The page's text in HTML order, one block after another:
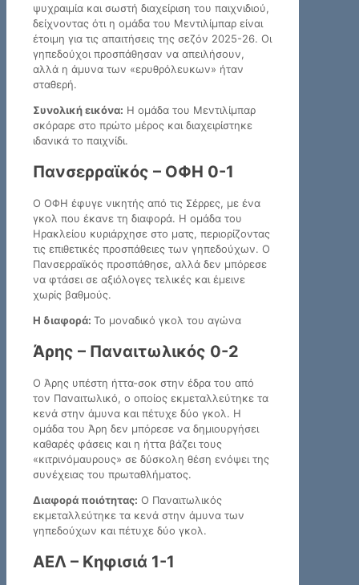
ψυχραιμία και σωστή διαχείριση του παιχνιδιού,
δείχνοντας ότι η ομάδα του Μεντιλίμπαρ είναι
έτοιμη για τις απαιτήσεις της σεζόν 2025-26. Οι
γηπεδούχοι προσπάθησαν να απειλήσουν,
αλλά η άμυνα των «ερυθρόλευκων» ήταν
σταθερή.
Συνολική εικόνα: Η ομάδα του Μεντιλίμπαρ
σκόραρε στο πρώτο μέρος και διαχειρίστηκε
ιδανικά το παιχνίδι.
Πανσερραϊκός – ΟΦΗ 0-1
Ο ΟΦΗ έφυγε νικητής από τις Σέρρες, με ένα
γκολ που έκανε τη διαφορά. Η ομάδα του
Ηρακλείου κυριάρχησε στο ματς, περιορίζοντας
τις επιθετικές προσπάθειες των γηπεδούχων. Ο
Πανσερραϊκός προσπάθησε, αλλά δεν μπόρεσε
να φτάσει σε αξιόλογες τελικές και έμεινε
χωρίς βαθμούς.
Η διαφορά: Το μοναδικό γκολ του αγώνα
Άρης – Παναιτωλικός 0-2
Ο Άρης υπέστη ήττα-σοκ στην έδρα του από
τον Παναιτωλικό, ο οποίος εκμεταλλεύτηκε τα
κενά στην άμυνα και πέτυχε δύο γκολ. Η
ομάδα του Άρη δεν μπόρεσε να δημιουργήσει
καθαρές φάσεις και η ήττα βάζει τους
«κιτρινόμαυρους» σε δύσκολη θέση ενόψει της
συνέχειας του πρωταθλήματος.
Διαφορά ποιότητας: Ο Παναιτωλικός
εκμεταλλεύτηκε τα κενά στην άμυνα των
γηπεδούχων και πέτυχε δύο γκολ.
ΑΕΛ – Κηφισιά 1-1